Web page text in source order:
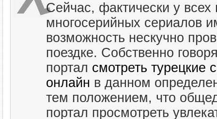
Сейчас, фактически у всех
многосерийных сериалов
возможность нескучно
поездке. Собственно
портал смотреть турецкие
онлайн в данном
тем положением, что
портал просмотреть